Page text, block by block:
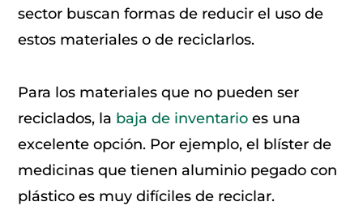
sector buscan formas de reducir el uso de
estos materiales o de reciclarlos.
Para los materiales que no pueden ser
reciclados, la baja de inventario es una
excelente opción. Por ejemplo, el blíster de
medicinas que tienen aluminio pegado con
plástico es muy difíciles de reciclar.